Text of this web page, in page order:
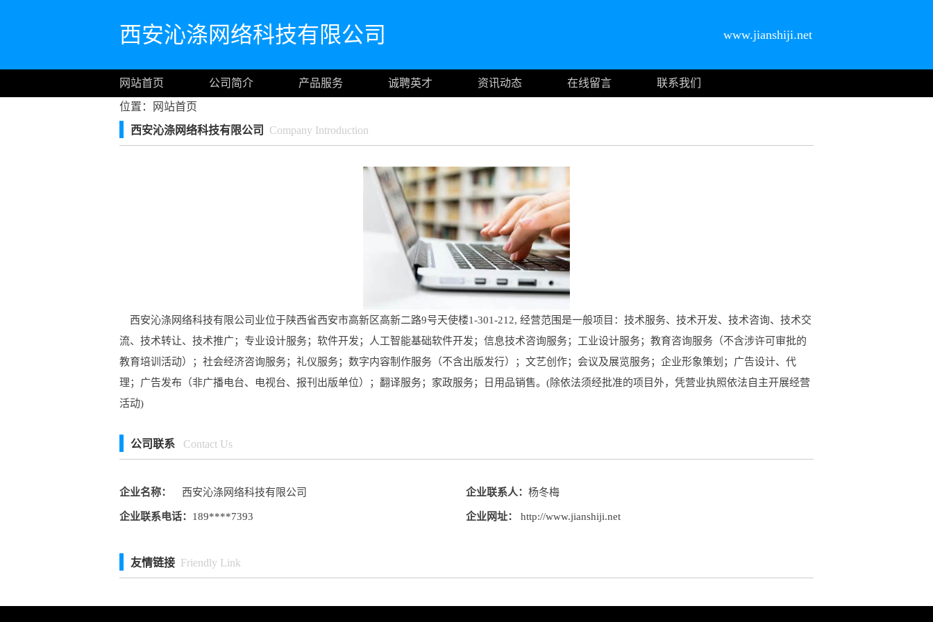
西安沁涤网络科技有限公司 www.jianshiji.net
网站首页 公司简介 产品服务 诚聘英才 资讯动态 在线留言
联系我们
位置：
网站首页
西安沁涤网络科技有限公司
Company Introduction
西安沁涤网络科技有限公司业位于陕西省西安市高新区高新二路9号天使楼1-301-212, 经营范围是一般项目：技术服务、技术开发、技术咨询、技术交
流、技术转让、技术推广；专业设计服务；软件开发；人工智能基础软件开发；信息技术咨询服务；工业设计服务；教育咨询服务（不含涉许可审批的
教育培训活动）；社会经济咨询服务；礼仪服务；数字内容制作服务（不含出版发行）；文艺创作；会议及展览服务；企业形象策划；广告设计、代
理；广告发布（非广播电台、电视台、报刊出版单位）；翻译服务；家政服务；日用品销售。(除依法须经批准的项目外，凭营业执照依法自主开展经营
活动)
公司联系 Contact Us
企业名称： 西安沁涤网络科技有限公司 企业联系人： 杨冬梅
企业联系电话： 189****7393 企业网址： http://www.jianshiji.net
友情链接 Friendly Link